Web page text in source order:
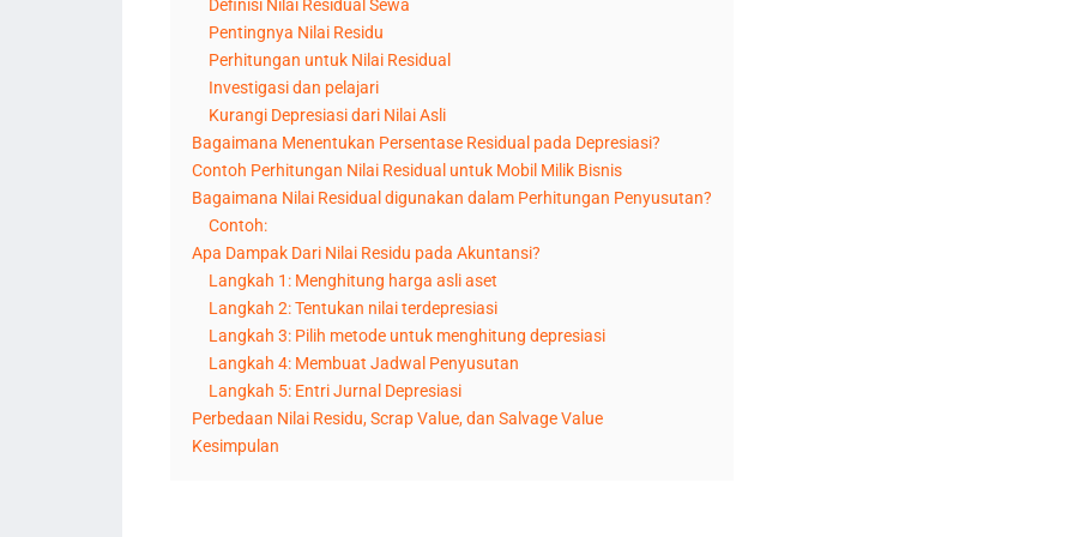
Definisi Nilai Residual Sewa
Pentingnya Nilai Residu
Perhitungan untuk Nilai Residual
Investigasi dan pelajari
Kurangi Depresiasi dari Nilai Asli
Bagaimana Menentukan Persentase Residual pada Depresiasi?
Contoh Perhitungan Nilai Residual untuk Mobil Milik Bisnis
Bagaimana Nilai Residual digunakan dalam Perhitungan Penyusutan?
Contoh:
Apa Dampak Dari Nilai Residu pada Akuntansi?
Langkah 1: Menghitung harga asli aset
Langkah 2: Tentukan nilai terdepresiasi
Langkah 3: Pilih metode untuk menghitung depresiasi
Langkah 4: Membuat Jadwal Penyusutan
Langkah 5: Entri Jurnal Depresiasi
Perbedaan Nilai Residu, Scrap Value, dan Salvage Value
Kesimpulan